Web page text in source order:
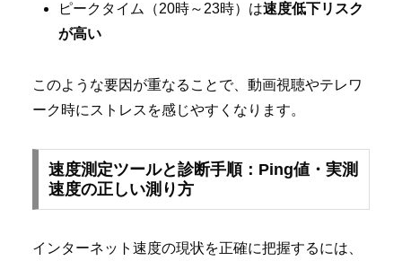
ピークタイム（20時～23時）は速度低下リスク
が高い
このような要因が重なることで、動画視聴やテレワ
ーク時にストレスを感じやすくなります。
速度測定ツールと診断手順：Ping値・実測
速度の正しい測り方
インターネット速度の現状を正確に把握するには、